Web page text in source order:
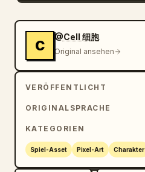
C
@Cell 细胞
Original ansehen
VERÖFFENTLICHT
ORIGINALSPRACHE
KATEGORIEN
Spiel-Asset Pixel-Art Charakter